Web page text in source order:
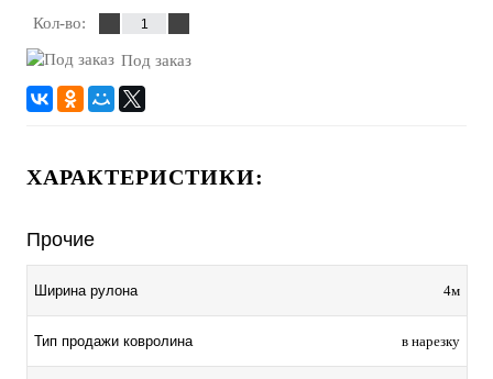
Кол-во:
Под заказ
ХАРАКТЕРИСТИКИ:
Прочие
Ширина рулона 4м
Тип продажи ковролина в нарезку